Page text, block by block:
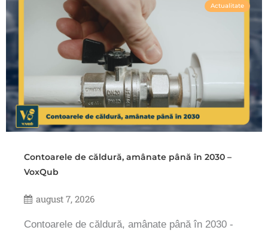
Actualitate
Contoarele de căldură, amânate până în 2030 –
VoxQub
august 7, 2026
Contoarele de căldură, amânate până în 2030 -